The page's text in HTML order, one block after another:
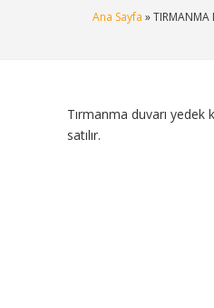
Ana Sayfa » TIRMANMA
Tırmanma duvarı yedek
satılır.